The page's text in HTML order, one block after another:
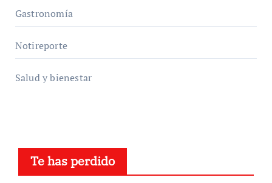
Gastronomía
Notireporte
Salud y bienestar
Te has perdido